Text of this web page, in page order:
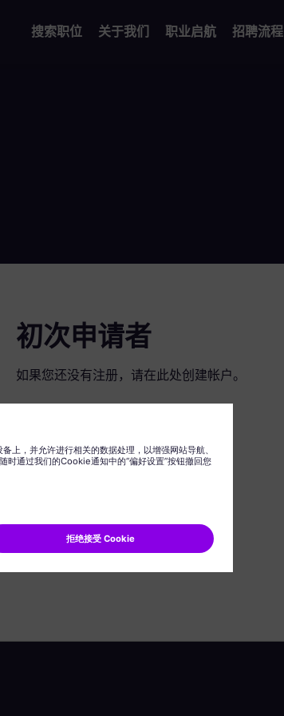
搜索职位 关于我们 职业启航 招聘流程
初次申请者
如果您还没有注册，请在此处创建帐户。